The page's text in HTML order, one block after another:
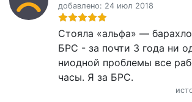
добавлено: 24 июл 2018
Стояла «альфа» —
БРС - за почти 3 года ни
ниодной проблемы все
часы. Я за БРС.